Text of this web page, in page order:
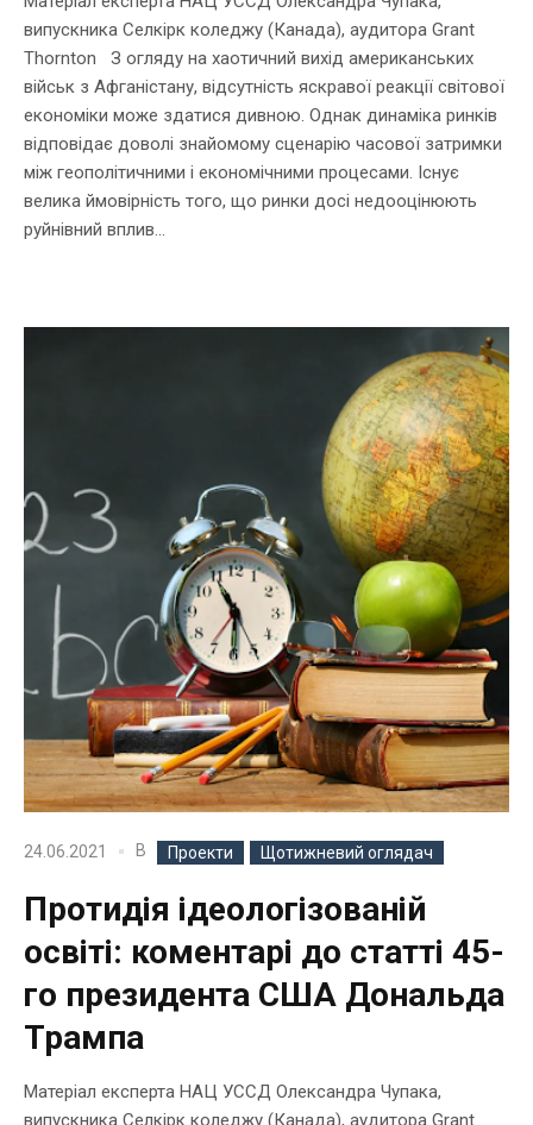
випускника Селкірк коледжу (Канада), аудитора Grant
Thornton З огляду на хаотичний вихід американських
військ з Афганістану, відсутність яскравої реакції світової
економіки може здатися дивною. Однак динаміка ринків
відповідає доволі знайомому сценарію часової затримки
між геополітичними і економічними процесами. Існує
велика ймовірність того, що ринки досі недооцінюють
руйнівний вплив...
24.06.2021 В Проекти Щотижневий оглядач
Протидія ідеологізованій
освіті: коментарі до статті 45-
го президента США Дональда
Трампа
Матеріал експерта НАЦ УССД Олександра Чупака,
випускника Селкірк коледжу (Канада), аудитора Grant